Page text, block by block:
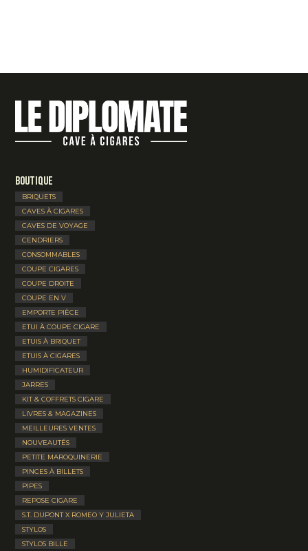
Boutique
BRIQUETS
CAVES À CIGARES
CAVES DE VOYAGE
CENDRIERS
CONSOMMABLES
COUPE CIGARES
COUPE DROITE
COUPE EN V
EMPORTE PIÈCE
ETUI À COUPE CIGARE
ETUIS À BRIQUET
ETUIS À CIGARES
HUMIDIFICATEUR
JARRES
KIT & COFFRETS CIGARE
LIVRES & MAGAZINES
MEILLEURES VENTES
NOUVEAUTÉS
PETITE MAROQUINERIE
PINCES À BILLETS
PIPES
REPOSE CIGARE
S.T. DUPONT X ROMEO Y JULIETA
STYLOS
STYLOS BILLE